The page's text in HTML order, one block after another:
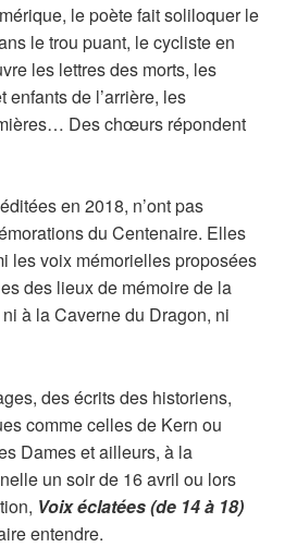
le poète fait soliloquer le
le trou puant, le cycliste en
les lettres des morts, les
enfants de l’arrière, les
Des chœurs répondent
en 2018, n’ont pas
du Centenaire. Elles
les voix mémorielles proposées
des lieux de mémoire de la
à la Caverne du Dragon, ni
des écrits des historiens,
comme celles de Kern ou
Dames et ailleurs, à la
un soir de 16 avril ou lors
Voix éclatées(de 14 à 18)
entendre.